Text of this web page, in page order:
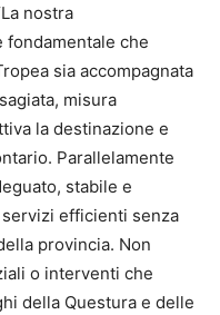
nostra
fondamentale che
sia accompagnata
misura
la destinazione e
Parallelamente
stabile e
efficienti senza
provincia. Non
o interventi che
della Questura e delle